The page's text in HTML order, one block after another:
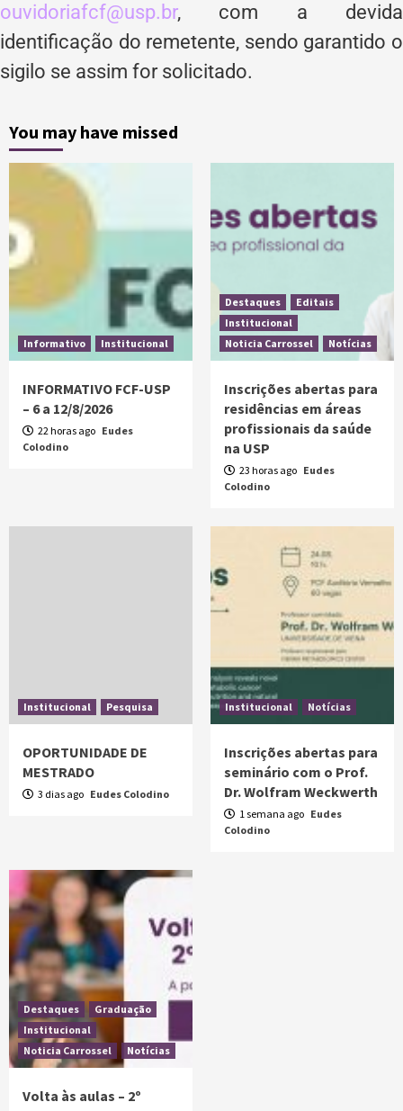
ouvidoriafcf@usp.br, com a devida
identificação do remetente, sendo garantido o
sigilo se assim for solicitado.
You may have missed
Informativo Institucional
INFORMATIVO FCF-USP
– 6 a 12/8/2026
22 horas ago Eudes
Colodino
Destaques
Editais
Institucional
Noticia Carrossel
Notícias
Inscrições abertas para
residências em áreas
profissionais da saúde
na USP
23 horas ago Eudes
Colodino
Institucional Pesquisa
OPORTUNIDADE DE
MESTRADO
3 dias ago Eudes Colodino
Institucional Notícias
Inscrições abertas para
seminário com o Prof.
Dr. Wolfram Weckwerth
1 semana ago Eudes
Colodino
Destaques
Graduação
Institucional
Noticia Carrossel
Notícias
Volta às aulas – 2º